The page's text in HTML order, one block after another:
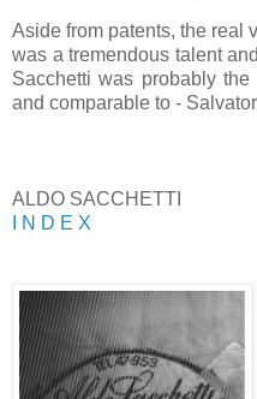
Aside from patents, the real
was a tremendous talent
Sacchetti was probably
and comparable to -
ALDO SACCHETTI
I N D E X